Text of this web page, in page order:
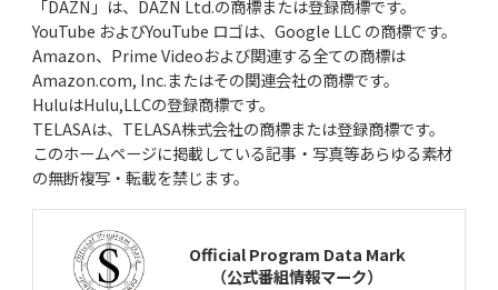
「DAZN」は、DAZN Ltd.の商標または登録商標です。
YouTube およびYouTube ロゴは、Google LLC の商標です。
Amazon、Prime Videoおよび関連する全ての商標は
Amazon.com, Inc.またはその関連会社の商標です。
HuluはHulu,LLCの登録商標です。
TELASAは、TELASA株式会社の商標または登録商標です。
このホームページに掲載している記事・写真等あらゆる素材
の無断複写・転載を禁じます。
Official Program Data Mark
（公式番組情報マーク）